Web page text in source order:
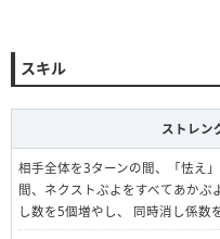
スキル
ストレン
相手全体を3ターンの間、「怯え
間、ネクストぷよをすべてあかぷ
し数を5個増やし、 同時消し係数